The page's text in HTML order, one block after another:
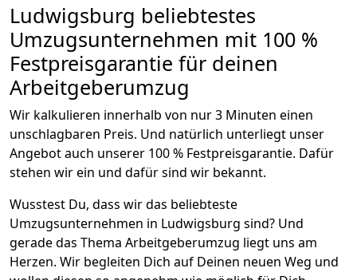
Ludwigsburg beliebtestes
Umzugsunternehmen mit 100 %
Festpreisgarantie für deinen
Arbeitgeberumzug
Wir kalkulieren innerhalb von nur 3 Minuten einen
unschlagbaren Preis. Und natürlich unterliegt unser
Angebot auch unserer 100 % Festpreisgarantie. Dafür
stehen wir ein und dafür sind wir bekannt.
Wusstest Du, dass wir das beliebteste
Umzugsunternehmen in Ludwigsburg sind? Und
gerade das Thema Arbeitgeberumzug liegt uns am
Herzen. Wir begleiten Dich auf Deinen neuen Weg und